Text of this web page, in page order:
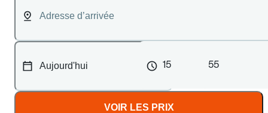
15 55
VOIR LES PRIX